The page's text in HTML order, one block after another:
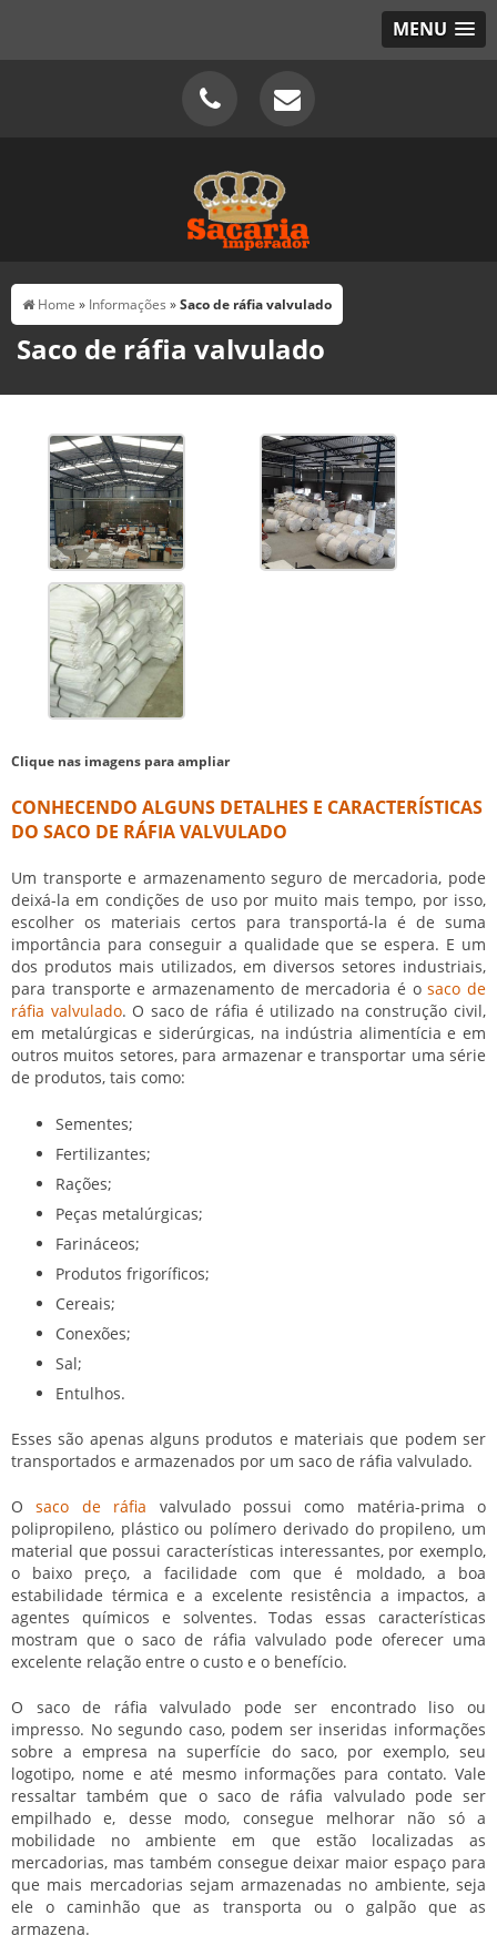
MENU
Home » Informações »Saco de ráfia valvulado
Saco de ráfia valvulado
Clique nas imagens para ampliar
CONHECENDO ALGUNS DETALHES E CARACTERÍSTICAS
DO SACO DE RÁFIA VALVULADO
Um transporte e armazenamento seguro de mercadoria, pode
deixá-la em condições de uso por muito mais tempo, por isso,
escolher os materiais certos para transportá-la é de suma
importância para conseguir a qualidade que se espera. E um
dos produtos mais utilizados, em diversos setores industriais,
para transporte e armazenamento de mercadoria é osaco de
ráfia valvulado. O saco de ráfia é utilizado na construção civil,
em metalúrgicas e siderúrgicas, na indústria alimentícia e em
outros muitos setores, para armazenar e transportar uma série
de produtos, tais como:
Sementes;
Fertilizantes;
Rações;
Peças metalúrgicas;
Farináceos;
Produtos frigoríficos;
Cereais;
Conexões;
Sal;
Entulhos.
Esses são apenas alguns produtos e materiais que podem ser
transportados e armazenados por um saco de ráfia valvulado.
Osaco de ráfia valvuladopossui como matéria-prima o
polipropileno, plástico ou polímero derivado do propileno, um
material que possui características interessantes, por exemplo,
o baixo preço, a facilidade com que é moldado, a boa
estabilidade térmica e a excelente resistência a impactos, a
agentes químicos e solventes. Todas essas características
mostram que osaco de ráfia valvuladopode oferecer uma
excelente relação entre o custo e o benefício.
O saco de ráfia valvulado pode ser encontrado liso ou
impresso. No segundo caso, podem ser inseridas informações
sobre a empresa na superfície do saco, por exemplo, seu
logotipo, nome e até mesmo informações para contato. Vale
ressaltar também que o saco de ráfia valvuladopode ser
empilhado e, desse modo, consegue melhorar não só a
mobilidade no ambiente em que estão localizadas as
mercadorias, mas também consegue deixar maior espaço para
que mais mercadorias sejam armazenadas no ambiente, seja
ele o caminhão que as transporta ou o galpão que as
armazena.